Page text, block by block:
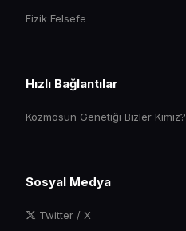
Fizik Felsefe
Hızlı Bağlantılar
Kozmosun Genetiği Bizler Kimiz?
Sosyal Medya
Twitter / X